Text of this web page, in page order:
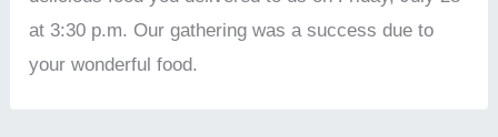
at 3:30 p.m. Our gathering was a success due to
your wonderful food.